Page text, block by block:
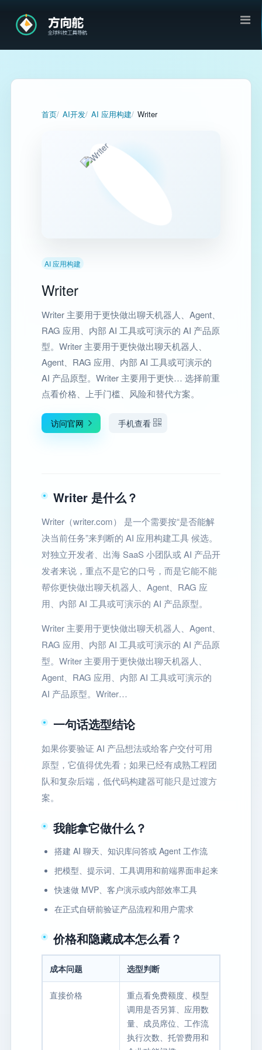
首页 AI开发 AI 应用构建 Writer
AI 应用构建
Writer
Writer 主要用于更快做出聊天机器人、Agent、
RAG 应用、内部 AI 工具或可演示的 AI 产品原
型。Writer 主要用于更快做出聊天机器人、
Agent、RAG 应用、内部 AI 工具或可演示的
AI 产品原型。Writer 主要用于更快… 选择前重
点看价格、上手门槛、风险和替代方案。
访问官网 手机查看
Writer 是什么？
Writer（writer.com） 是一个需要按“是否能解
决当前任务”来判断的 AI 应用构建工具 候选。
对独立开发者、出海 SaaS 小团队或 AI 产品开
发者来说，重点不是它的口号，而是它能不能
帮你更快做出聊天机器人、Agent、RAG 应
用、内部 AI 工具或可演示的 AI 产品原型。
Writer 主要用于更快做出聊天机器人、Agent、
RAG 应用、内部 AI 工具或可演示的 AI 产品原
型。Writer 主要用于更快做出聊天机器人、
Agent、RAG 应用、内部 AI 工具或可演示的
AI 产品原型。Writer…
一句话选型结论
如果你要验证 AI 产品想法或给客户交付可用
原型，它值得优先看；如果已经有成熟工程团
队和复杂后端，低代码构建器可能只是过渡方
案。
我能拿它做什么？
搭建 AI 聊天、知识库问答或 Agent 工作流
把模型、提示词、工具调用和前端界面串起来
快速做 MVP、客户演示或内部效率工具
在正式自研前验证产品流程和用户需求
价格和隐藏成本怎么看？
成本问题 选型判断
直接价格
重点看免费额度、模型
调用是否另算、应用数
量、成员席位、工作流
执行次数、托管费用和